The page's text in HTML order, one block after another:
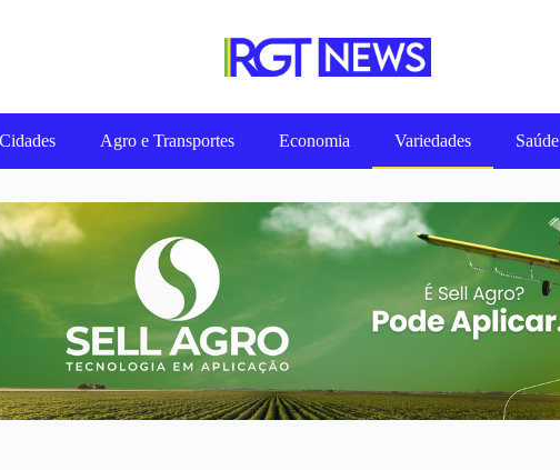
Cidades Agro e Transportes Economia Variedades Saúde